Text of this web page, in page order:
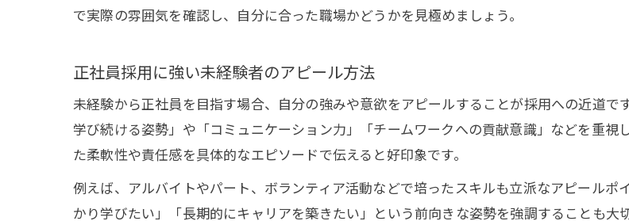
一宮市で未経験歓迎の働きやすい
正社員登用に有利な未経験歓迎
未経験OKの求人選びで外せない
未経験から正社員を目指すための
一宮市で未経験者が叶えたい働
で実際の雰囲気を確認し、自分に合った職場かどうかを見極めましょう。
正社員採用に強い未経験者のアピール方法
未経験から正社員を目指す場合、自分の強みや意欲をアピールすることが採用への近道
学び続ける姿勢」や「コミュニケーション力」「チームワークへの貢献意識」などを重
た柔軟性や責任感を具体的なエピソードで伝えると好印象です。
例えば、アルバイトやパート、ボランティア活動などで培ったスキルも立派なアピール
かり学びたい」「長期的にキャリアを築きたい」という前向きな姿勢を強調することも
お問い合わせはこちら
お問い合わせはこちら